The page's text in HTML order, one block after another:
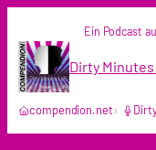
Inhalt
springen
Ein Podcast
Dirty
compendion.net